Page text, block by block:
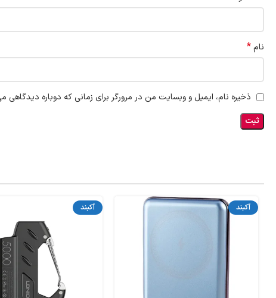
نام*
ذخیره نام، ایمیل و وبسایت من در مرورگر برای زمانی که دوباره دیدگاهی
آکبند آکبند